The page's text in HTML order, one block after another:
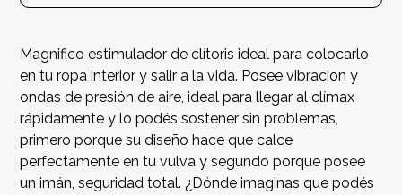
Magnifico estimulador de clítoris ideal para colocarlo
en tu ropa interior y salir a la vida. Posee vibracion y
ondas de presión de aire, ideal para llegar al clímax
rápidamente y lo podés sostener sin problemas,
primero porque su diseño hace que calce
perfectamente en tu vulva y segundo porque posee
un imán, seguridad total. ¿Dónde imaginas que podés